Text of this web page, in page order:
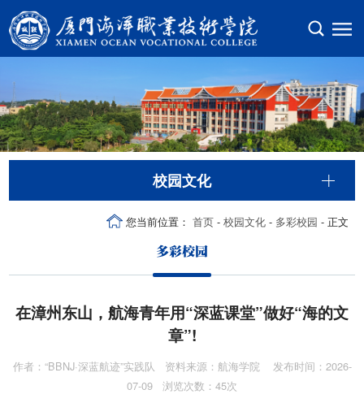
校园文化
多彩校园
您当前位置： 首页- 校园文化- 多彩校园 - 正文
在漳州东山，航海青年用“深蓝课堂”做好“海的文
章”!
作者：“BBNJ·深蓝航迹”实践队 资料来源：航海学院 发布时间：2026-
07-09 浏览次数： 45次